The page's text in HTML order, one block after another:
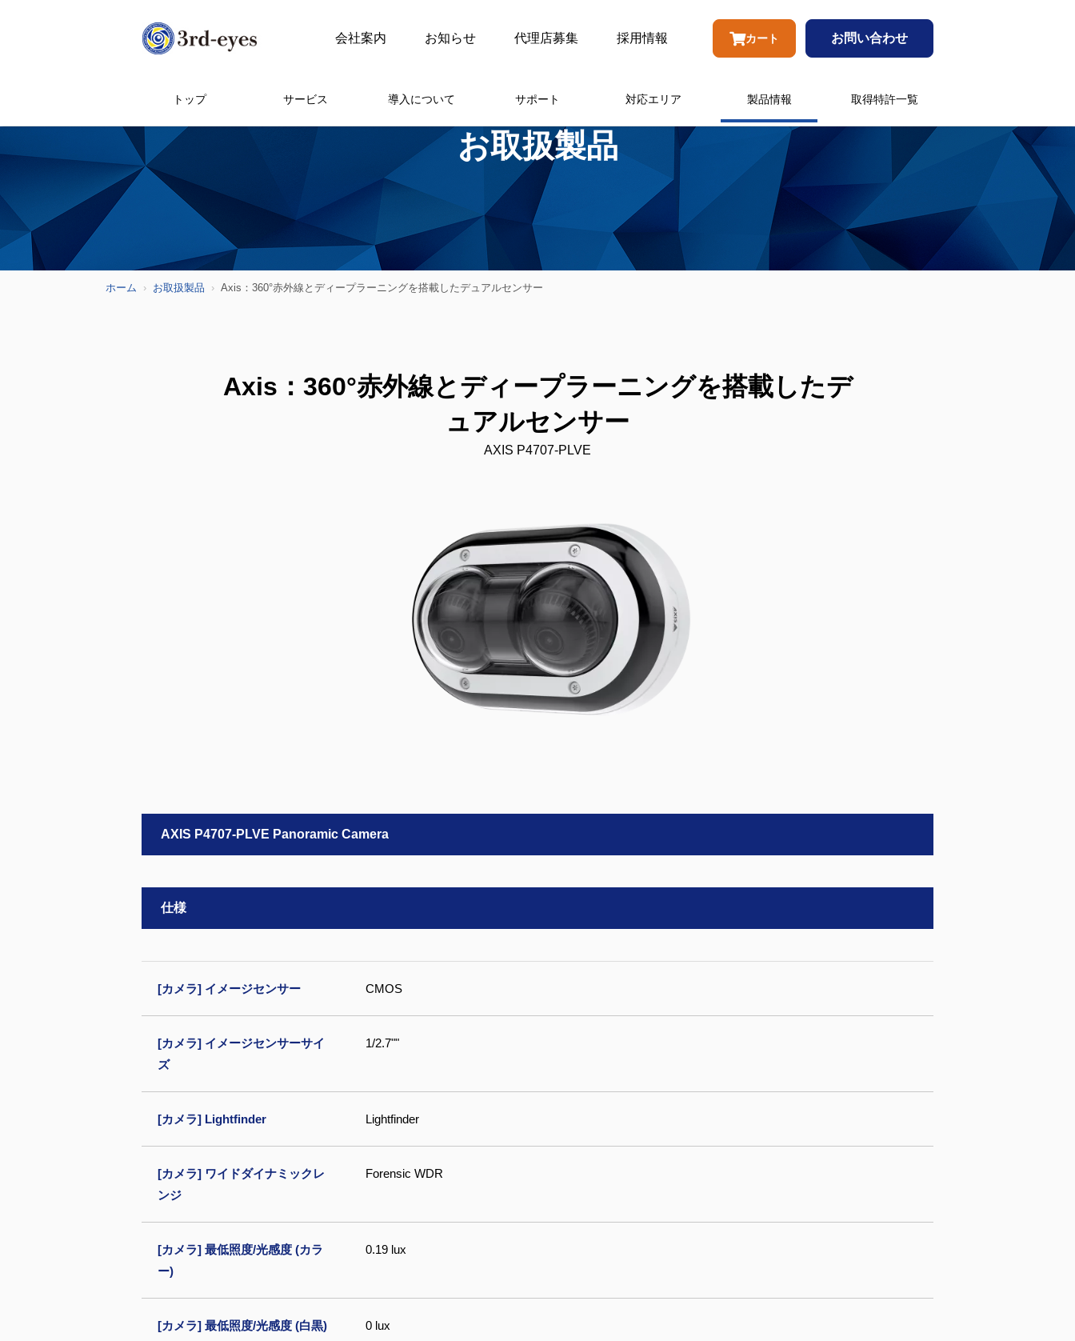
会社案内 お知らせ 代理店募集 採用情報 カート お問い合わせ
トップ サービス 導入について サポート 対応エリア 製品情報 取得特許一覧
お取扱製品
ホーム お取扱製品 Axis：360°赤外線とディープラーニングを搭載したデュアルセンサー
Axis：360°赤外線とディープラーニングを搭載したデ
ュアルセンサー
AXIS P4707-PLVE
AXIS P4707-PLVE Panoramic Camera
仕様
[カメラ] イメージセンサー CMOS
[カメラ] イメージセンサーサイ
ズ
1/2.7""
[カメラ] Lightfinder Lightfinder
[カメラ] ワイドダイナミックレ
ンジ
Forensic WDR
[カメラ] 最低照度/光感度 (カラ
ー)
0.19 lux
[カメラ] 最低照度/光感度 (白黒) 0 lux